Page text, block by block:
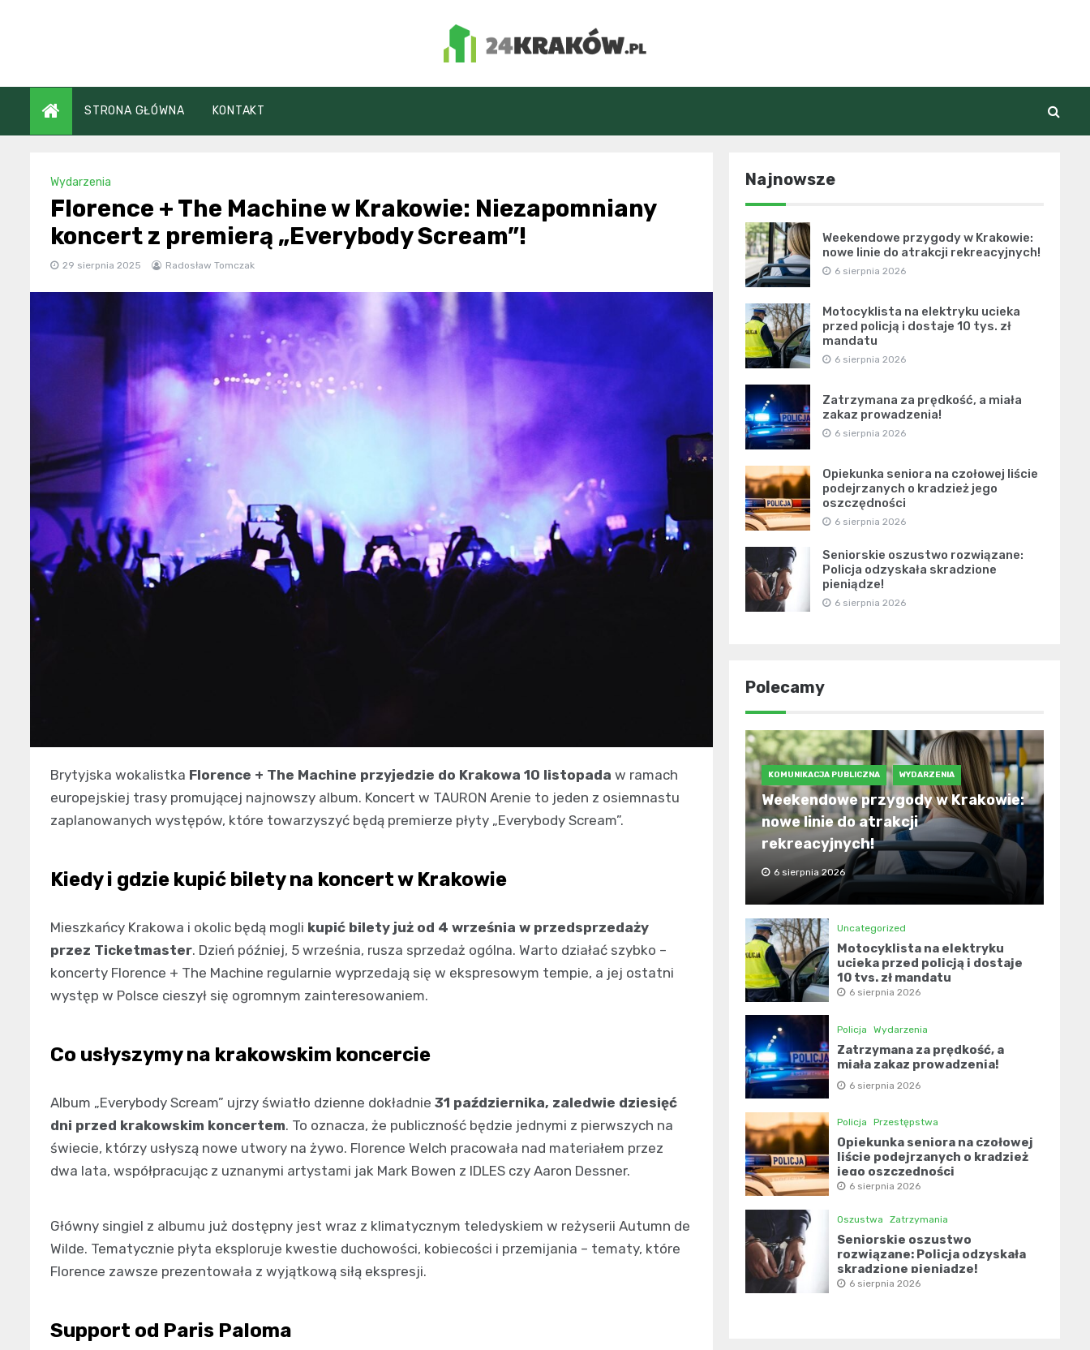
24Kraków.pl
STRONA GŁÓWNA KONTAKT
Wydarzenia
Florence + The Machine w Krakowie: Niezapomniany
koncert z premierą „Everybody Scream”!
29 sierpnia 2025 Radosław Tomczak
Brytyjska wokalistka Florence + The Machine przyjedzie do Krakowa 10 listopada w ramach
europejskiej trasy promującej najnowszy album. Koncert w TAURON Arenie to jeden z osiemnastu
zaplanowanych występów, które towarzyszyć będą premierze płyty „Everybody Scream”.
Kiedy i gdzie kupić bilety na koncert w Krakowie
Mieszkańcy Krakowa i okolic będą mogli kupić bilety już od 4 września w przedsprzedaży
przez Ticketmaster. Dzień później, 5 września, rusza sprzedaż ogólna. Warto działać szybko –
koncerty Florence + The Machine regularnie wyprzedają się w ekspresowym tempie, a jej ostatni
występ w Polsce cieszył się ogromnym zainteresowaniem.
Co usłyszymy na krakowskim koncercie
Album „Everybody Scream” ujrzy światło dzienne dokładnie 31 października, zaledwie dziesięć
dni przed krakowskim koncertem. To oznacza, że publiczność będzie jednymi z pierwszych na
świecie, którzy usłyszą nowe utwory na żywo. Florence Welch pracowała nad materiałem przez
dwa lata, współpracując z uznanymi artystami jak Mark Bowen z IDLES czy Aaron Dessner.
Główny singiel z albumu już dostępny jest wraz z klimatycznym teledyskiem w reżyserii Autumn de
Wilde. Tematycznie płyta eksploruje kwestie duchowości, kobiecości i przemijania – tematy, które
Florence zawsze prezentowała z wyjątkową siłą ekspresji.
Support od Paris Paloma
Najnowsze
Weekendowe przygody w Krakowie:
nowe linie do atrakcji rekreacyjnych!
6 sierpnia 2026
Motocyklista na elektryku ucieka
przed policją i dostaje 10 tys. zł
mandatu
6 sierpnia 2026
Zatrzymana za prędkość, a miała
zakaz prowadzenia!
6 sierpnia 2026
Opiekunka seniora na czołowej liście
podejrzanych o kradzież jego
oszczędności
6 sierpnia 2026
Seniorskie oszustwo rozwiązane:
Policja odzyskała skradzione
pieniądze!
6 sierpnia 2026
Polecamy
KOMUNIKACJA PUBLICZNA WYDARZENIA
Weekendowe przygody w Krakowie:
nowe linie do atrakcji
rekreacyjnych!
6 sierpnia 2026
Uncategorized
Motocyklista na elektryku
ucieka przed policją i dostaje
10 tys. zł mandatu
6 sierpnia 2026
Policja Wydarzenia
Zatrzymana za prędkość, a
miała zakaz prowadzenia!
6 sierpnia 2026
Policja Przestępstwa
Opiekunka seniora na czołowej
liście podejrzanych o kradzież
jego oszczędności
6 sierpnia 2026
Oszustwa Zatrzymania
Seniorskie oszustwo
rozwiązane: Policja odzyskała
skradzione pieniądze!
6 sierpnia 2026